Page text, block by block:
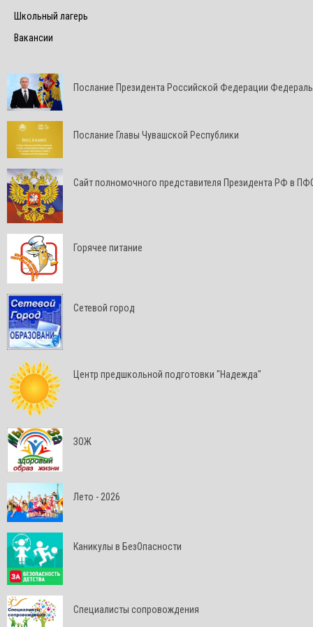
Школьный лагерь
Вакансии
Послание Президента Российской Федерации
Послание Главы Чувашской Республики
Cайт полномочного представителя Президента РФ в
Горячее питание
Сетевой город
Центр предшкольной подготовки "Надежда"
ЗОЖ
Лето - 2026
Каникулы в БезОпасности
Специалисты сопровождения